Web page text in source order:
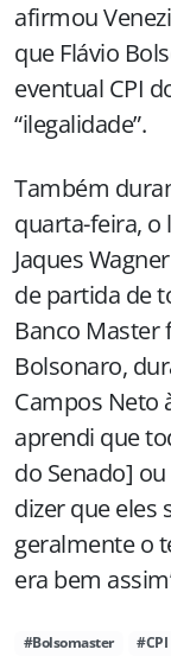
afirmou
que Flávio
eventual CPI
“ilegalidade”.
Também
quarta-feira, o
Jaques
de partida de
Banco Master
Bolsonaro,
Campos Neto
aprendi que
do Senado]
dizer que eles
geralmente o
era bem
#Bolsomaster #CPI